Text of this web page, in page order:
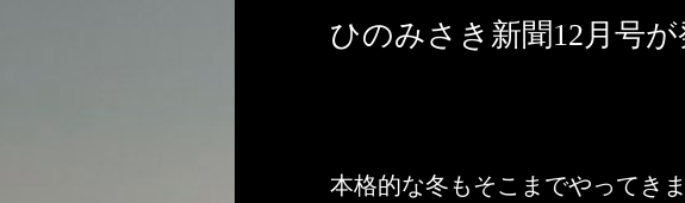
ひのみさき新聞12月号が
本格的な冬もそこまでやってきま